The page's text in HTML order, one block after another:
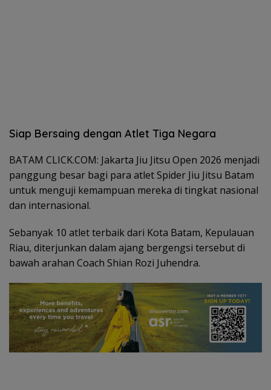
Siap Bersaing dengan Atlet Tiga Negara
BATAM CLICK.COM: Jakarta Jiu Jitsu Open 2026 menjadi
panggung besar bagi para atlet Spider Jiu Jitsu Batam
untuk menguji kemampuan mereka di tingkat nasional
dan internasional.
Sebanyak 10 atlet terbaik dari Kota Batam, Kepulauan
Riau, diterjunkan dalam ajang bergengsi tersebut di
bawah arahan Coach Shian Rozi Juhendra.